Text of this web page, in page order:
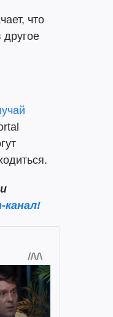
что
другое
канал!